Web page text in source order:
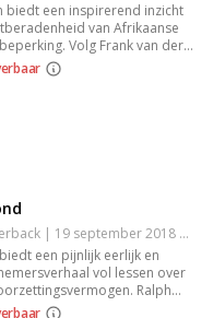
biedt een inspirerend inzicht
van Afrikaanse
Volg Frank van der
en Guinee-Bissau,
creëert voor onderwijs en
liefde en zorg
Nederlands | Paperback | 19 september 2018 | 160 pagina's | 9789089654052
een pijnlijk eerlijk en
vol lessen over
Ralph
met bedrijven